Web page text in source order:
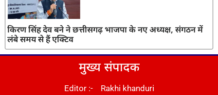
किरण सिंह देव बने ने छत्तीसगढ़ भाजपा के नए अध्यक्ष, संगठन में
लंबे समय से हैं एक्टिव
मुख्य संपादक
Editor :- Rakhi khanduri